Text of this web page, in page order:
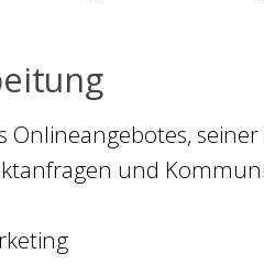
Onlineangebotes,
und